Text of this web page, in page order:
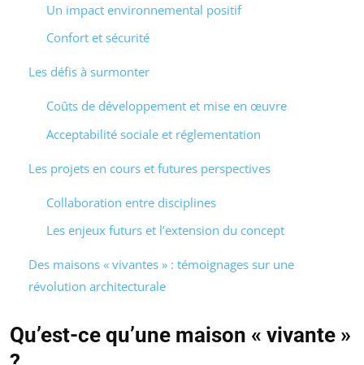
Un impact environnemental positif
Confort et sécurité
Les défis à surmonter
Coûts de développement et mise en œuvre
Acceptabilité sociale et réglementation
Les projets en cours et futures perspectives
Collaboration entre disciplines
Les enjeux futurs et l’extension du concept
Des maisons « vivantes » : témoignages sur une
révolution architecturale
Qu’est-ce qu’une maison « vivante »